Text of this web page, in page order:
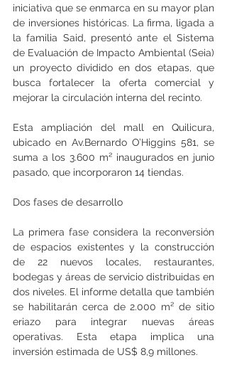
iniciativa que se enmarca en su mayor plan
de inversiones históricas. La firma, ligada a
la familia Said, presentó ante el Sistema
de Evaluación de Impacto Ambiental (Seia)
un proyecto dividido en dos etapas, que
busca fortalecer la oferta comercial y
mejorar la circulación interna del recinto.
Esta ampliación del mall en Quilicura,
ubicado en Av.Bernardo O’Higgins 581, se
suma a los 3.600 m² inaugurados en junio
pasado, que incorporaron 14 tiendas.
Dos fases de desarrollo
La primera fase considera la reconversión
de espacios existentes y la construcción
de 22 nuevos locales, restaurantes,
bodegas y áreas de servicio distribuidas en
dos niveles. El informe detalla que también
se habilitarán cerca de 2.000 m² de sitio
eriazo para integrar nuevas áreas
operativas. Esta etapa implica una
inversión estimada de US$ 8,9 millones.